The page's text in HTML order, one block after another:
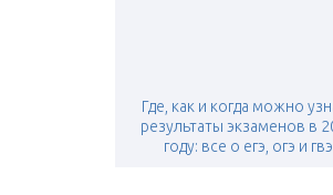
Где, как и когда можно
результаты экзаменов в
году: все о егэ, огэ и гвэ